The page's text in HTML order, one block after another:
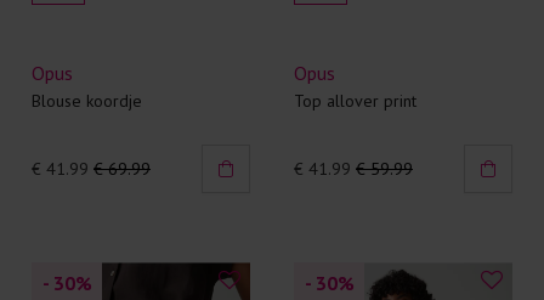
Opus
Blouse koordje
€ 41.99 € 69.99
Opus
Top allover print
€ 41.99 € 59.99
- 30% - 30%